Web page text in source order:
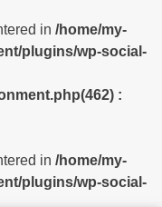
in /home/my-
plugins/wp-social-
:
in /home/my-
plugins/wp-social-